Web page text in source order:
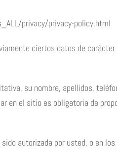
privacy/privacy-policy.html
ciertos datos de carácter
su nombre, apellidos,
en el sitio es obligatoria de
autorizada por usted, o en